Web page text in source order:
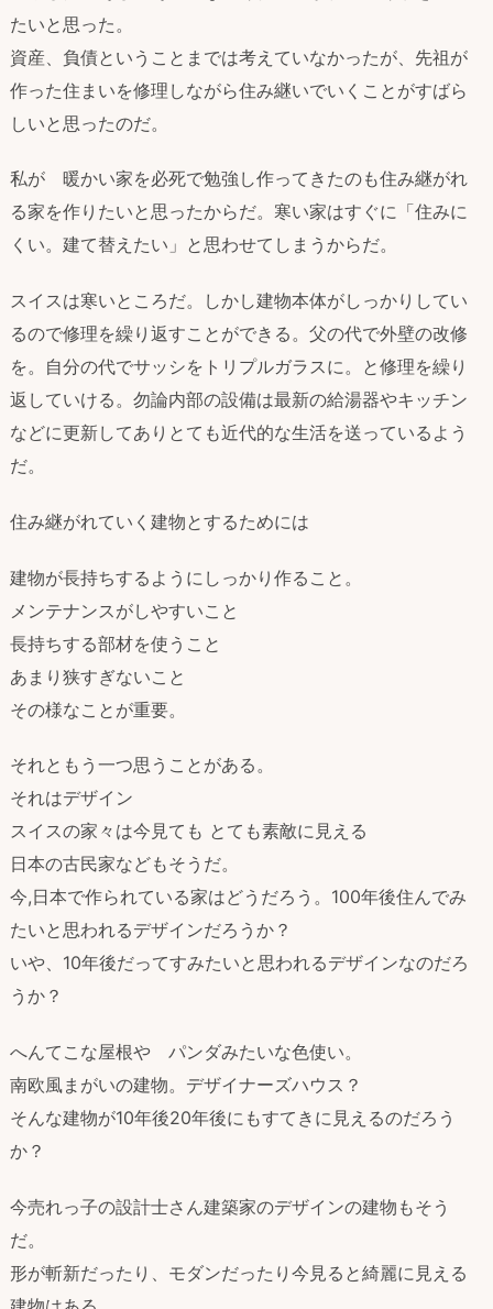
たいと思った。
資産、負債ということまでは考えていなかったが、先祖が
作った住まいを修理しながら住み継いでいくことがすばら
しいと思ったのだ。
私が 暖かい家を必死で勉強し作ってきたのも住み継がれ
る家を作りたいと思ったからだ。寒い家はすぐに「住みに
くい。建て替えたい」と思わせてしまうからだ。
スイスは寒いところだ。しかし建物本体がしっかりしてい
るので修理を繰り返すことができる。父の代で外壁の改修
を。自分の代でサッシをトリプルガラスに。と修理を繰り
返していける。勿論内部の設備は最新の給湯器やキッチン
などに更新してありとても近代的な生活を送っているよう
だ。
住み継がれていく建物とするためには
建物が長持ちするようにしっかり作ること。
メンテナンスがしやすいこと
長持ちする部材を使うこと
あまり狭すぎないこと
その様なことが重要。
それともう一つ思うことがある。
それはデザイン
スイスの家々は今見ても とても素敵に見える
日本の古民家などもそうだ。
今,日本で作られている家はどうだろう。100年後住んでみ
たいと思われるデザインだろうか？
いや、10年後だってすみたいと思われるデザインなのだろ
うか？
へんてこな屋根や パンダみたいな色使い。
南欧風まがいの建物。デザイナーズハウス？
そんな建物が10年後20年後にもすてきに見えるのだろう
か？
今売れっ子の設計士さん建築家のデザインの建物もそう
だ。
形が斬新だったり、モダンだったり今見ると綺麗に見える